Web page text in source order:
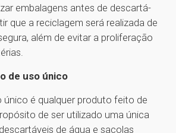
embalagens antes de descartá-
que a reciclagem será realizada de
além de evitar a proliferação
de uso único
único é qualquer produto feito de
de ser utilizado uma única
de água e sacolas